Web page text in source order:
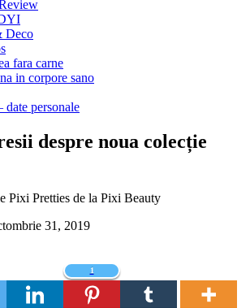
Deco
fara carne
in corpore sano
date personale
despre noua colecție
31, 2019
1